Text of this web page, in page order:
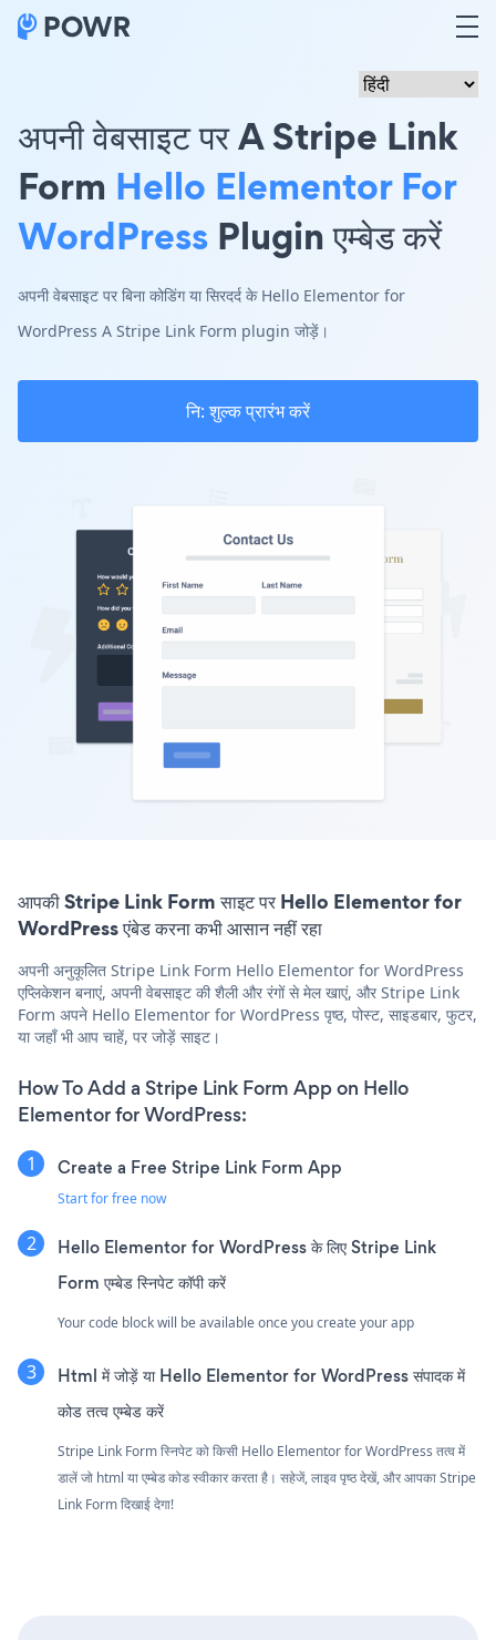
अपनी वेबसाइट पर A Stripe Link
Form Hello Elementor For
WordPress Plugin एम्बेड करें
अपनी वेबसाइट पर बिना कोडिंग या सिरदर्द के Hello Elementor for
WordPress A Stripe Link Form plugin जोड़ें।
नि: शुल्क प्रारंभ करें
आपकी Stripe Link Form साइट पर Hello Elementor for
WordPress एंबेड करना कभी आसान नहीं रहा
अपनी अनुकूलित Stripe Link Form Hello Elementor for WordPress
एप्लिकेशन बनाएं, अपनी वेबसाइट की शैली और रंगों से मेल खाएं, और Stripe Link
Form अपने Hello Elementor for WordPress पृष्ठ, पोस्ट, साइडबार, फुटर,
या जहाँ भी आप चाहें, पर जोड़ें साइट।
How To Add a Stripe Link Form App on Hello
Elementor for WordPress:
Create a Free Stripe Link Form App
Start for free now
Hello Elementor for WordPress के लिए Stripe Link
Form एम्बेड स्निपेट कॉपी करें
Your code block will be available once you create your app
Html में जोड़ें या Hello Elementor for WordPress संपादक में
कोड तत्व एम्बेड करें
Stripe Link Form स्निपेट को किसी Hello Elementor for WordPress तत्व में
डालें जो html या एम्बेड कोड स्वीकार करता है। सहेजें, लाइव पृष्ठ देखें, और आपका Stripe
Link Form दिखाई देगा!